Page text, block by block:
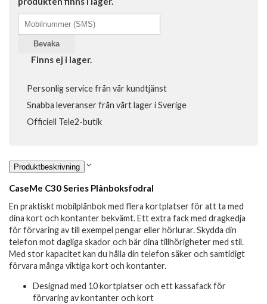
Bevaka
Finns ej i lager.
Personlig service från vår kundtjänst
Snabba leveranser från vårt lager i Sverige
Officiell Tele2-butik
Produktbeskrivning
CaseMe C30 Series Plånboksfodral
En praktiskt mobilplånbok med flera kortplatser för att ta med
dina kort och kontanter bekvämt. Ett extra fack med dragkedja
för förvaring av till exempel pengar eller hörlurar. Skydda din
telefon mot dagliga skador och bär dina tillhörigheter med stil.
Med stor kapacitet kan du hålla din telefon säker och samtidigt
förvara många viktiga kort och kontanter.
Designad med 10 kortplatser och ett kassafack för
förvaring av kontanter och kort